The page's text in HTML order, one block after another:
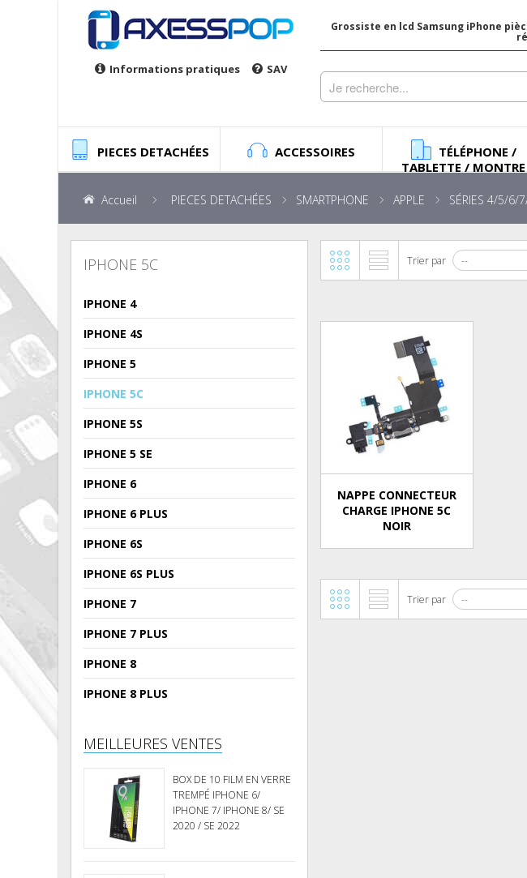
Informations pratiques SAV
Grossiste en lcd Samsung iPhone
PIECES DETACHÉES ACCESSOIRES
TÉLÉPHONE /
TABLETTE / MONTRE
Accueil PIECES DETACHÉES SMARTPHONE APPLE SÉRIES 4/5/6/
IPHONE 5C
IPHONE 4
IPHONE 4S
IPHONE 5
IPHONE 5C
IPHONE 5S
IPHONE 5 SE
IPHONE 6
IPHONE 6 PLUS
IPHONE 6S
IPHONE 6S PLUS
IPHONE 7
IPHONE 7 PLUS
IPHONE 8
IPHONE 8 PLUS
MEILLEURES VENTES
BOX DE 10 FILM EN VERRE
TREMPÉ IPHONE 6/
IPHONE 7/ IPHONE 8/ SE
2020 / SE 2022
Trier par --
NAPPE CONNECTEUR
CHARGE IPHONE 5C
NOIR
Trier par --